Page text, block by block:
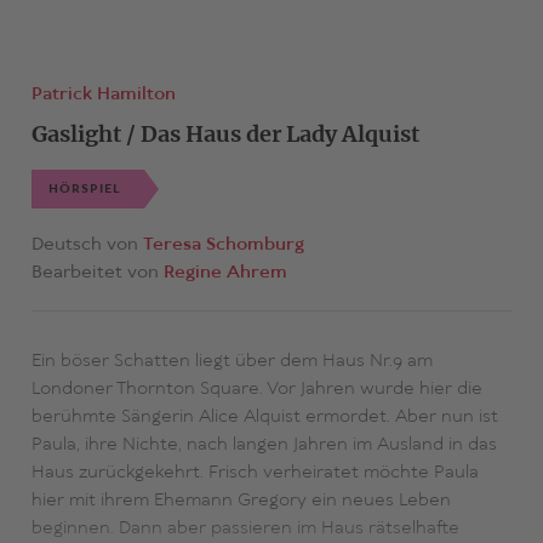
Patrick Hamilton
Gaslight / Das Haus der Lady Alquist
HÖRSPIEL
Deutsch von Teresa Schomburg
Bearbeitet von Regine Ahrem
Ein böser Schatten liegt über dem Haus Nr.9 am
Londoner Thornton Square. Vor Jahren wurde hier die
berühmte Sängerin Alice Alquist ermordet. Aber nun ist
Paula, ihre Nichte, nach langen Jahren im Ausland in das
Haus zurückgekehrt. Frisch verheiratet möchte Paula
hier mit ihrem Ehemann Gregory ein neues Leben
beginnen. Dann aber passieren im Haus rätselhafte